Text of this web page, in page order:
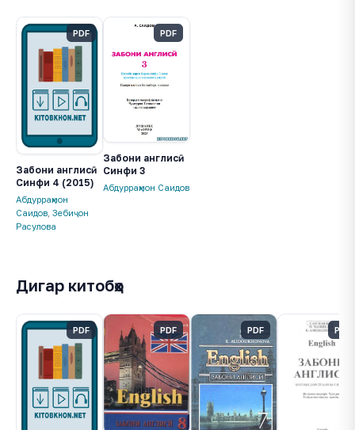
PDF
Забони англисӣ.
Синфи 4 (2015)
Абдурраҳмон
Саидов Зебиҷон
Расулова
PDF
Забони англисӣ.
Синфи 3
Абдурраҳмон Саидов
Дигар китобҳо
PDF PDF PDF PDF